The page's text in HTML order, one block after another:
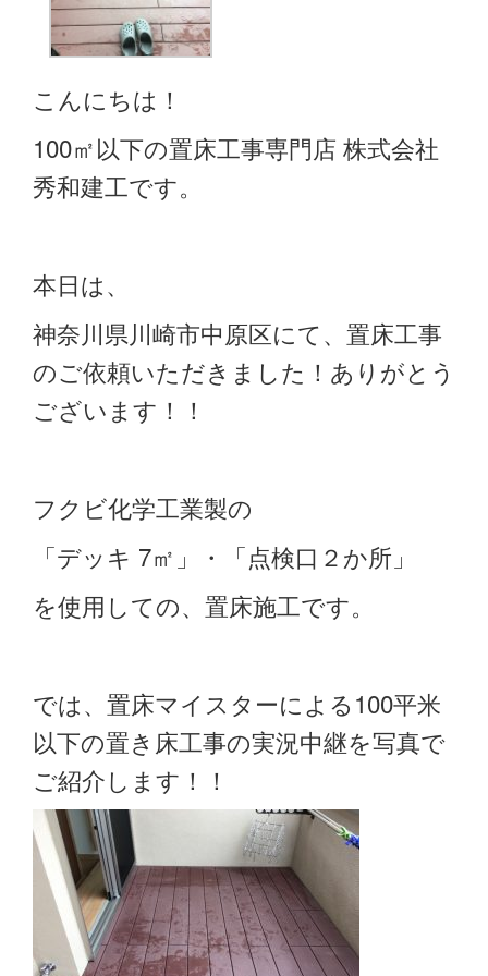
こんにちは！
100㎡以下の置床工事専門店 株式会社
秀和建工です。
本日は、
神奈川県川崎市中原区にて、置床工事
のご依頼いただきました！ありがとう
ございます！！
フクビ化学工業製の
「デッキ 7㎡」・「点検口２か所」
を使用しての、置床施工です。
では、置床マイスターによる100平米
以下の置き床工事の実況中継を写真で
ご紹介します！！